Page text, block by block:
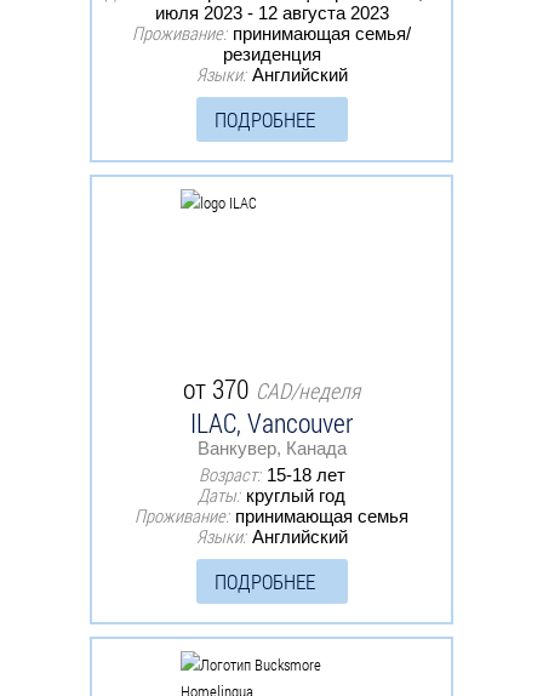
июля 2023 - 12 августа 2023
Проживание: принимающая семья/
резиденция
Языки: Английский
ПОДРОБНЕЕ
от 370 CAD/неделя
ILAC, Vancouver
Ванкувер, Канада
Возраст: 15-18 лет
Даты: круглый год
Проживание: принимающая семья
Языки: Английский
ПОДРОБНЕЕ